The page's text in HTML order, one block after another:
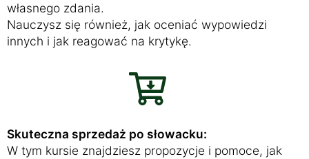
własnego zdania.
Nauczysz się również, jak oceniać wypowiedzi
innych i jak reagować na krytykę.
Skuteczna sprzedaż po słowacku:
W tym kursie znajdziesz propozycje i pomoce, jak